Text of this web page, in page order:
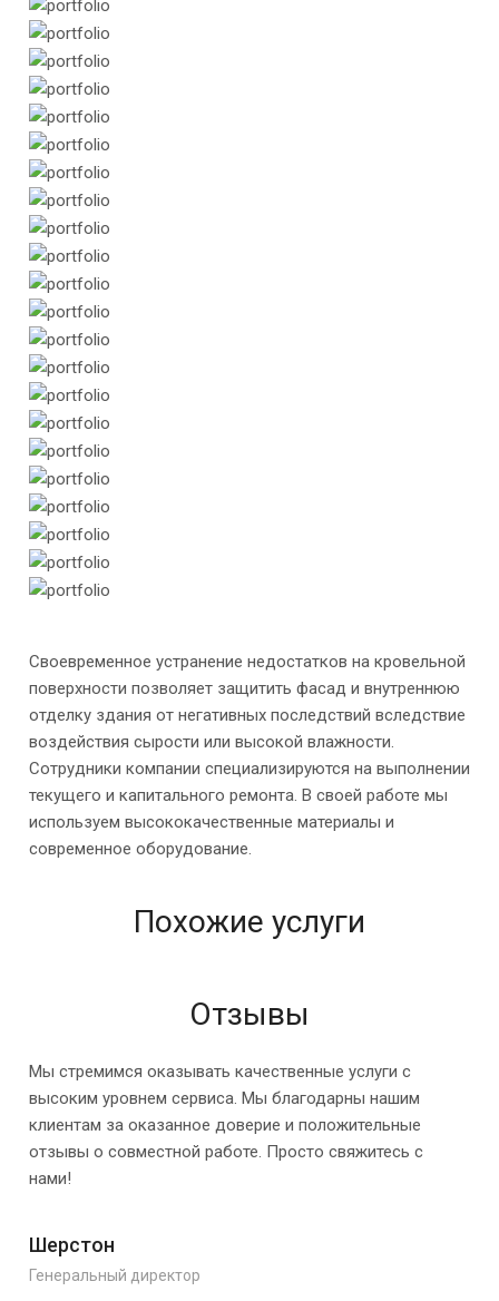
Своевременное устранение недостатков на кровельной
поверхности позволяет защитить фасад и внутреннюю
отделку здания от негативных последствий вследствие
воздействия сырости или высокой влажности.
Сотрудники компании специализируются на выполнении
текущего и капитального ремонта. В своей работе мы
используем высококачественные материалы и
современное оборудование.
Похожие услуги
Отзывы
Мы стремимся оказывать качественные услуги с
высоким уровнем сервиса. Мы благодарны нашим
клиентам за оказанное доверие и положительные
отзывы о совместной работе. Просто свяжитесь с
нами!
Шерстон
Генеральный директор